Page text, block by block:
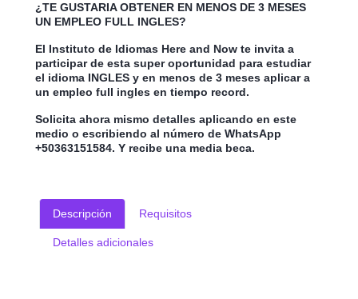
¿TE GUSTARIA OBTENER EN MENOS DE 3 MESES
UN EMPLEO FULL INGLES?
El Instituto de Idiomas Here and Now te invita a
participar de esta super oportunidad para estudiar
el idioma INGLES y en menos de 3 meses aplicar a
un empleo full ingles en tiempo record.
Solicita ahora mismo detalles aplicando en este
medio o escribiendo al número de WhatsApp
+50363151584. Y recibe una media beca.
Descripción Requisitos
Detalles adicionales